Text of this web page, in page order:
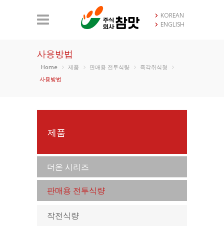
KOREAN
ENGLISH
사용방법
Home 제품 판매용 전투식량
즉각취식형
사용방법
제품
더온 시리즈
판매용 전투식량
작전식량